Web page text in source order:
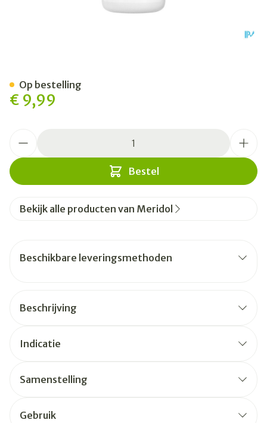
€ 9,99
Bestel
Op bestelling
Bekijk alle producten van Meridol
Beschikbare leveringsmethoden
Beschrijving
Indicatie
Samenstelling
Gebruik